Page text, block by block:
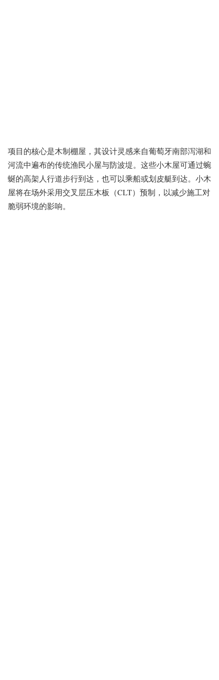
项目的核心是木制棚屋，其设计灵感来自葡萄牙南部泻湖和
河流中遍布的传统渔民小屋与防波堤。这些小木屋可通过蜿
蜒的高架人行道步行到达，也可以乘船或划皮艇到达。小木
屋将在场外采用交叉层压木板（CLT）预制，以减少施工对
脆弱环境的影响。